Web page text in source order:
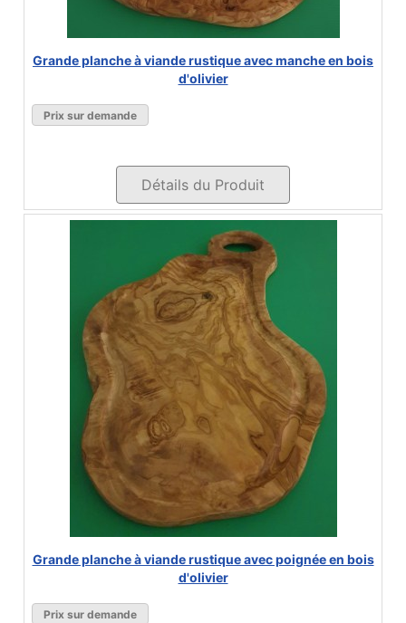
Grande planche à viande rustique avec manche en bois
d'olivier
Prix sur demande
Détails du Produit
Grande planche à viande rustique avec poignée en bois
d'olivier
Prix sur demande